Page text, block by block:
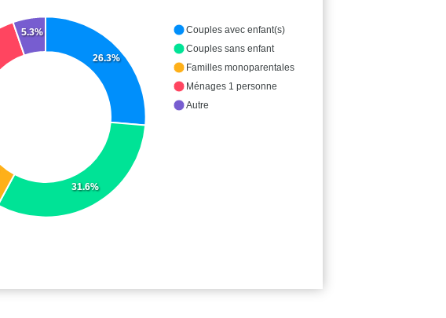
26.3%
31.6%
5.3%
Couples avec enfant(s)
Couples sans enfant
Familles monoparentales
Ménages 1 personne
Autre